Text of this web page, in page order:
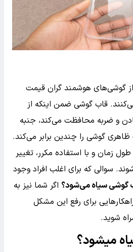
از گوشی‌های هوشمند گران قیمت
قاب‌ گوشی ضمن اینکه از
و ضربه محافظت می‌کند، جنبه
ظاهری گوشی را چندین برابر می‌کند.
زمان و با استفاده مکرر، تغییر
سوالی که برای اغلب افراد وجود
گوشی سیاه می‌شود؟ اگر شما نیز به
برای رفع این مشکل
شوید.
میشود؟